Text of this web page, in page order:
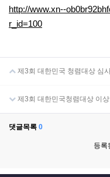
http://www.xn--
r_id=100
제3회 대한민국 청렴대상 심
제3회 대한민국청렴대상 이
댓글목록 0
등록